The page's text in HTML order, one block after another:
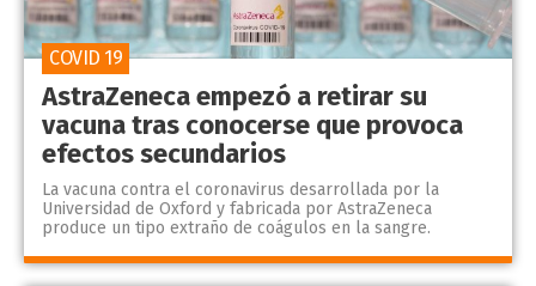
AstraZeneca empezó a retirar su
vacuna tras conocerse que provoca
efectos secundarios
La vacuna contra el coronavirus desarrollada por la
Universidad de Oxford y fabricada por AstraZeneca
produce un tipo extraño de coágulos en la sangre.
COVID 19